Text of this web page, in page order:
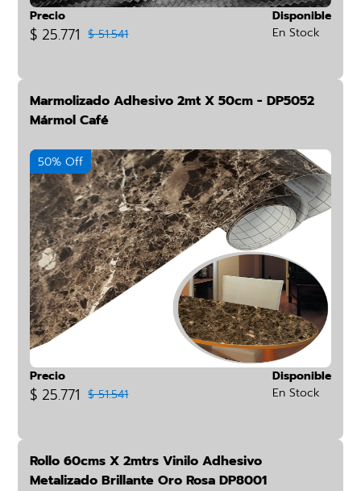
Precio
$ 25.771 $ 51.541
Disponible
En Stock
Marmolizado Adhesivo 2mt X 50cm - DP5052
Mármol Café
50% Off
Precio
$ 25.771 $ 51.541
Disponible
En Stock
Rollo 60cms X 2mtrs Vinilo Adhesivo
Metalizado Brillante Oro Rosa DP8001